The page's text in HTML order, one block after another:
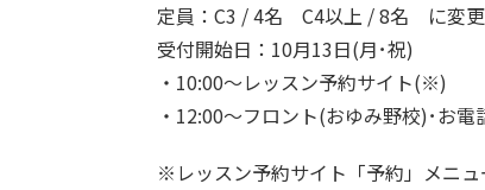
定員：C3 / 4名 C4以上 / 8名 に変更
受付開始日：10月13日(月･祝)
・10:00～レッスン予約サイト(※)
・12:00～フロント(おゆみ野校)･お
※レッスン予約サイト「予約」メニュ